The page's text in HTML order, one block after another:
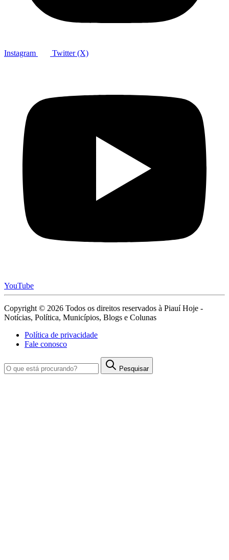
Instagram Twitter (X)
YouTube
Copyright © 2026 Todos os direitos reservados à Piauí Hoje -
Notícias, Política, Municípios, Blogs e Colunas
Política de privacidade
Fale conosco
Pesquisar